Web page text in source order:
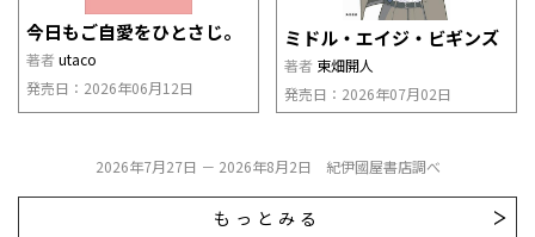
今日もご自愛をひとさじ。
著者 utaco
発売日：2026年06月12日
ミドル・エイジ・ビギンズ
著者 東畑開人
発売日：2026年07月02日
2026年7月27日 － 2026年8月2日 紀伊國屋書店調べ
もっとみる